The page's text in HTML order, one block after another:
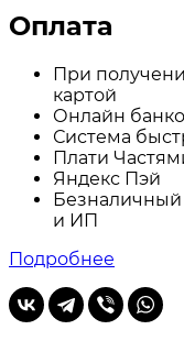
Оплата
При
картой
Онлайн
Система
Плати
Яндекс Пэй
и ИП
Подробнее